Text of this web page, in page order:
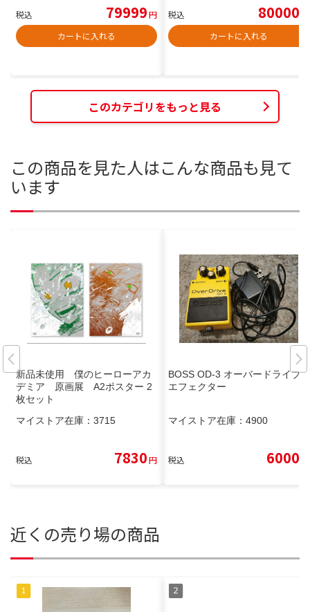
税込 79999円
カートに入れる
税込 80000
カートに入れる
このカテゴリをもっと見る
この商品を見た人はこんな商品も見て
います
新品未使用 僕のヒーローアカ
デミア 原画展 A2ポスター 2
枚セット
マイストア在庫： 3715
税込 7830円
BOSS OD-3 オーバードライブ
エフェクター
マイストア在庫： 4900
税込 6000
近くの売り場の商品